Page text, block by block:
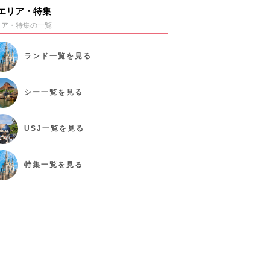
リア・特集
・特集の一覧
ランド 一覧を見る
シー一覧を見る
USJ 一覧を見る
特集一覧を見る